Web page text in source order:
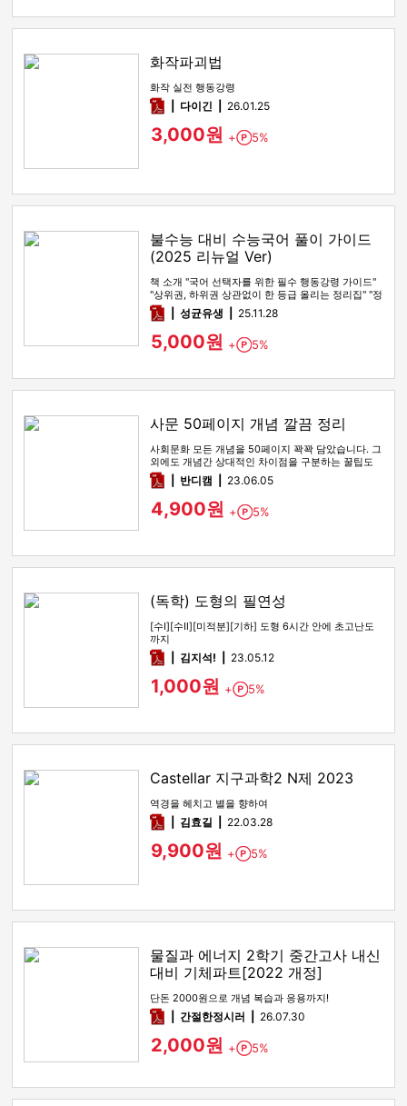
화작파괴법
화작 실전 행동강령
pdf다이긴 26.01.25
3,000원 + Point
5%
불수능 대비 수능국어 풀이 가이드
(2025 리뉴얼 Ver)
책 소개 "국어 선택자를 위한 필수 행동강령 가이드"
"상위권, 하위권 상관없이 한 등급 올리는 정리집" "정
시파이터 적극 …
pdf성균유생 25.11.28
5,000원 + Point
5%
사문 50페이지 개념 깔끔 정리
사회문화 모든 개념을 50페이지 꽉꽉 담았습니다. 그
외에도 개념간 상대적인 차이점을 구분하는 꿀팁도
함께 있습니다
pdf반디캠 23.06.05
4,900원 + Point
5%
(독학) 도형의 필연성
[수Ⅰ][수Ⅱ][미적분][기하] 도형 6시간 안에 초고난도
까지
pdf김지석! 23.05.12
1,000원 + Point
5%
Castellar 지구과학2 N제 2023
역경을 헤치고 별을 향하여
pdf김효길 22.03.28
9,900원 + Point
5%
물질과 에너지 2학기 중간고사 내신
대비 기체파트[2022 개정]
단돈 2000원으로 개념 복습과 응용까지!
pdf간절한정시러 26.07.30
2,000원 + Point
5%